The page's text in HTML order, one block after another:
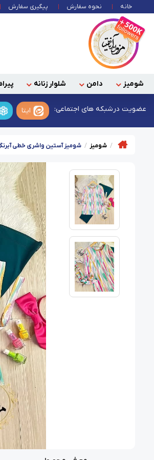
خانه نحوه سفارش پیگیری سفارش
شومیز دامن شلوار زنانه
عضویت درشبکه های اجتماعی: ایتا
شومیز شومیز آستین واشری خطی